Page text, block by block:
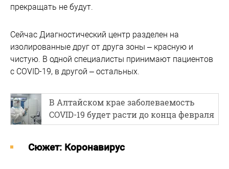
прекращать не будут.
Сейчас Диагностический центр разделен на
изолированные друг от друга зоны – красную и
чистую. В одной специалисты принимают пациентов
с СOVID-19, в другой – остальных.
В Алтайском крае заболеваемость
COVID-19 будет расти до конца февраля
Cюжет: Коронавирус